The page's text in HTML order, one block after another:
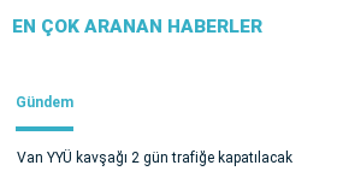
EN ÇOK ARANAN HABERLER
Gündem
Van YYÜ kavşağı 2 gün trafiğe kapatılacak